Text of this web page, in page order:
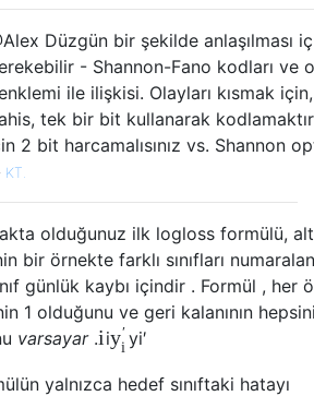
Düzgün bir şekilde anlaşılması
- Shannon-Fano kodları ve
ile ilişkisi. Olayları kısmak
tek bir bit kullanarak
2 bit harcamalısınız vs. Shannon
KT.
olduğunuz ilk logloss formülü, alt
bir örnekte farklı sınıfları
günlük kaybı içindir . Formül , her
1 olduğunu ve geri kalanının
varsayar.iiy′
i yi′
yalnızca hedef sınıftaki hatayı